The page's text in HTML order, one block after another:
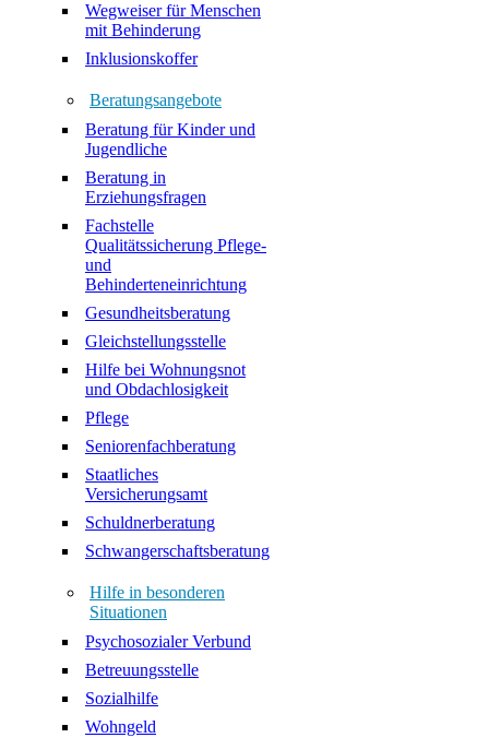
Wegweiser für Menschen
mit Behinderung
Inklusionskoffer
Beratungsangebote
Beratung für Kinder und
Jugendliche
Beratung in
Erziehungsfragen
Fachstelle
Qualitätssicherung Pflege-
und
Behinderteneinrichtung
Gesundheitsberatung
Gleichstellungsstelle
Hilfe bei Wohnungsnot
und Obdachlosigkeit
Pflege
Seniorenfachberatung
Staatliches
Versicherungsamt
Schuldnerberatung
Schwangerschaftsberatung
Hilfe in besonderen
Situationen
Psychosozialer Verbund
Betreuungsstelle
Sozialhilfe
Wohngeld